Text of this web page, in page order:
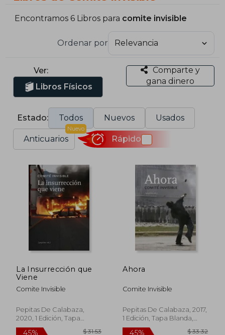
Encontramos 6 Libros para comite invisible
Ordenar por
Ver:
Libros Físicos
Comparte y
gana dinero
Estado: Todos Nuevos Usados
Anticuarios
Nuevo
Rápido
La Insurrección que
Viene
Comite Invisible
Pepitas De Calabaza,
2020, 1 Edición, Tapa
Blanda, Nuevo
Ahora
Comite Invisible
Pepitas De Calabaza, 2017,
1 Edición, Tapa Blanda,
Nuevo